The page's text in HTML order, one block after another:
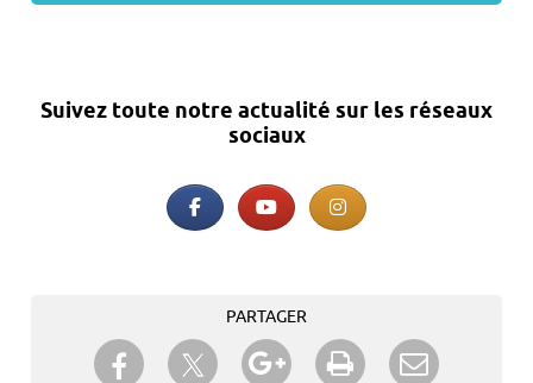
Suivez toute notre actualité sur les réseaux
sociaux
PARTAGER
Partager sur Facebook
Partager sur TwitterPartager sur Google+
Imprimer